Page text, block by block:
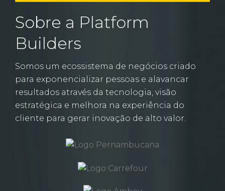
Sobre a Platform
Builders
Somos um ecossistema de negócios criado
para exponencializar pessoas e alavancar
resultados através da tecnologia, visão
estratégica e melhora na experiência do
cliente para gerar inovação de alto valor.